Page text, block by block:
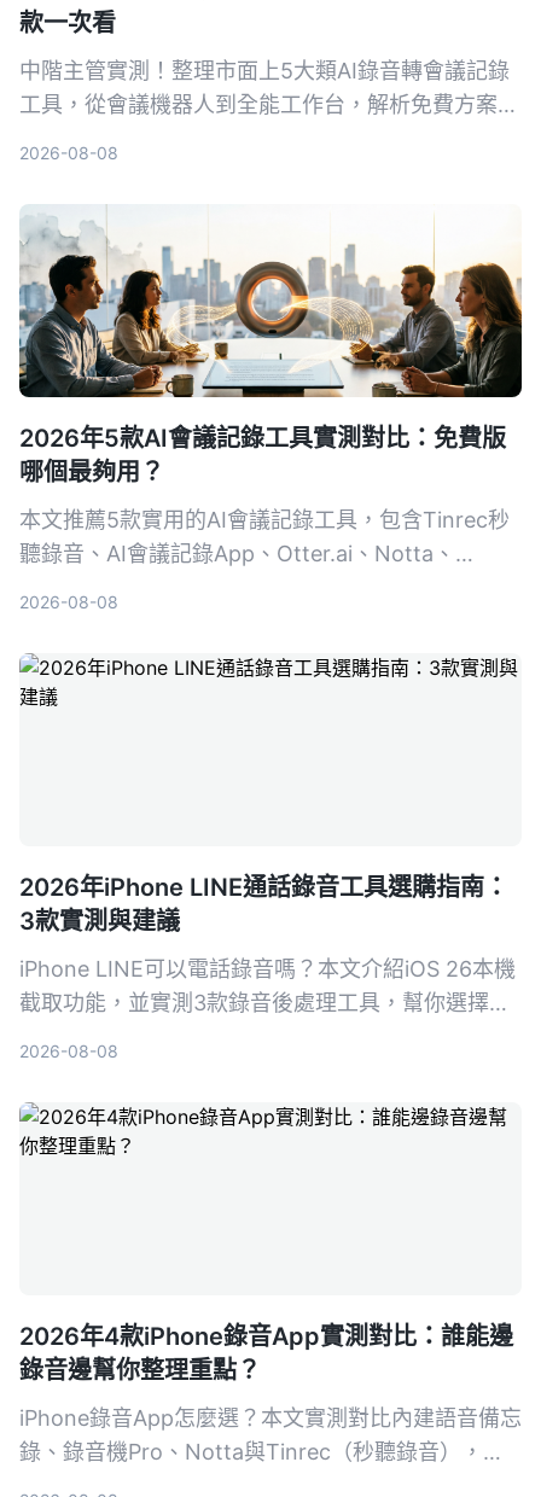
款一次看
中階主管實測！整理市面上5大類AI錄音轉會議記錄
工具，從會議機器人到全能工作台，解析免費方案與
2026-08-08
2026年5款AI會議記錄工具實測對比：免費版
哪個最夠用？
本文推薦5款實用的AI會議記錄工具，包含Tinrec秒
聽錄音、AI會議記錄App、Otter.ai、Notta、
2026-08-08
2026年iPhone LINE通話錄音工具選購指南：
3款實測與建議
iPhone LINE可以電話錄音嗎？本文介紹iOS 26本機
截取功能，並實測3款錄音後處理工具，幫你選擇最
2026-08-08
2026年4款iPhone錄音App實測對比：誰能邊
錄音邊幫你整理重點？
iPhone錄音App怎麼選？本文實測對比內建語音備忘
錄、錄音機Pro、Notta與Tinrec（秒聽錄音），從